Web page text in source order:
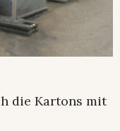
die Kartons mit